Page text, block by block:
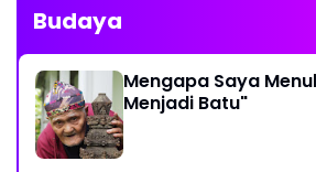
Budaya
Mengapa Saya Menulis
Menjadi Batu"